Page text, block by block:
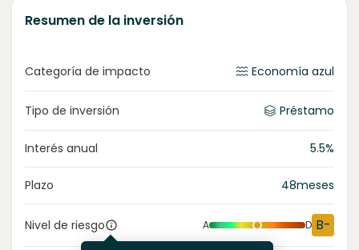
Resumen de la inversión
Categoría de impacto Economía azul
Tipo de inversión Préstamo
Interés anual 5.5%
Plazo 48meses
Nivel de riesgo A D B-